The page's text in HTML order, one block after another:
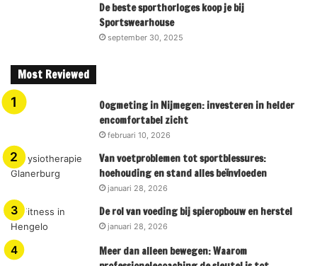
De beste sporthorloges koop je bij
Sportswearhouse
september 30, 2025
Most Reviewed
Oogmeting in Nijmegen: investeren in helder
encomfortabel zicht
februari 10, 2026
Van voetproblemen tot sportblessures:
hoehouding en stand alles beïnvloeden
januari 28, 2026
De rol van voeding bij spieropbouw en herstel
januari 28, 2026
Meer dan alleen bewegen: Waarom